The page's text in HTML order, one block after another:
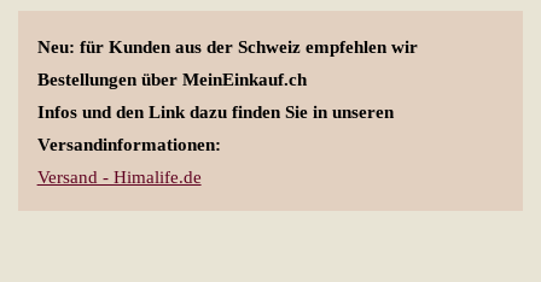
Neu: für Kunden aus der Schweiz empfehlen wir
Bestellungen über MeinEinkauf.ch
Infos und den Link dazu finden Sie in unseren
Versandinformationen:
Versand - Himalife.de